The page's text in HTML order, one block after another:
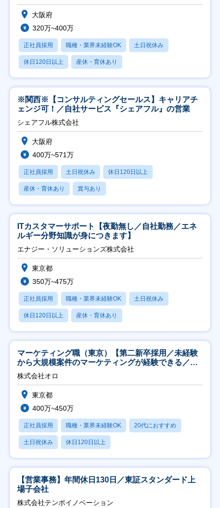
大阪府
320万~400万
正社員採用 職種・業界未経験OK 土日祝休み
休日120日以上 産休・育休あり
※関西※【コンサルティングセールス】キャリアチ
ェンジ可！／自社サービス『シェアフル』の営業
シェアフル株式会社
大阪府
400万~571万
正社員採用 土日祝休み 休日120日以上
産休・育休あり 賞与あり
ITカスタマーサポート【夜勤無し／自社勤務／エネ
ルギー分野知識が身につきます】
エナジー・ソリューションズ株式会社
東京都
350万~475万
正社員採用 職種・業界未経験OK 土日祝休み
休日120日以上 産休・育休あり
マーケティング職（東京）【第二新卒採用／未経験
から大規模案件のマーケティングが経験できる／研
修充実】
株式会社オロ
東京都
400万~450万
正社員採用 職種・業界未経験OK 20代におすすめ
土日祝休み 休日120日以上
【営業事務】年間休日130日／東証スタンダード上
場子会社
株式会社テンポイノベーション